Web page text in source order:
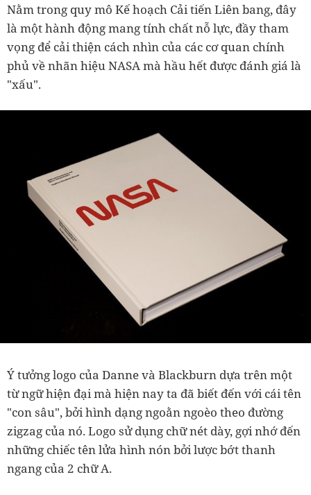
Nằm trong quy mô Kế hoạch Cải tiến Liên bang, đây
là một hành động mang tính chất nỗ lực, đầy tham
vọng để cải thiện cách nhìn của các cơ quan chính
phủ về nhãn hiệu NASA mà hầu hết được đánh giá là
"xấu".
Ý tưởng logo của Danne và Blackburn dựa trên một
từ ngữ hiện đại mà hiện nay ta đã biết đến với cái tên
"con sâu", bởi hình dạng ngoằn ngoèo theo đường
zigzag của nó. Logo sử dụng chữ nét dày, gợi nhớ đến
những chiếc tên lửa hình nón bởi lược bớt thanh
ngang của 2 chữ A.